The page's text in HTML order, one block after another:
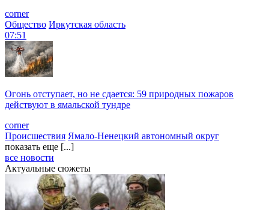
corner
Общество Иркутская область
07:51
Огонь отступает, но не сдается: 59 природных пожаров
действуют в ямальской тундре
corner
Происшествия Ямало-Ненецкий автономный округ
показать еще [...]
все новости
Актуальные сюжеты